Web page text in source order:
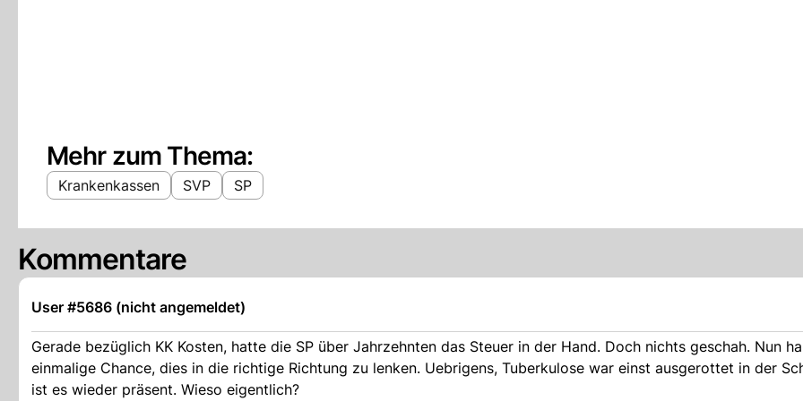
Mehr zum Thema:
Krankenkassen SVP SP
Kommentare
User #5686 (nicht angemeldet)
Gerade bezüglich KK Kosten, hatte die SP über Jahrzehnten das Steuer in der Hand. Doch nichts geschah. Nun
einmalige Chance, dies in die richtige Richtung zu lenken. Uebrigens, Tuberkulose war einst ausgerottet in der
ist es wieder präsent. Wieso eigentlich?